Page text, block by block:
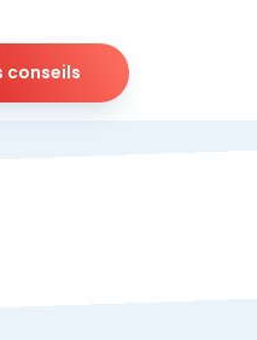
conseils